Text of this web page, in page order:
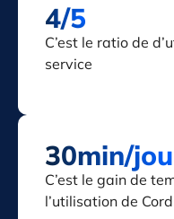
4/5
C’est le ratio de
service
30min/
C’est le gain de
l’utilisation de